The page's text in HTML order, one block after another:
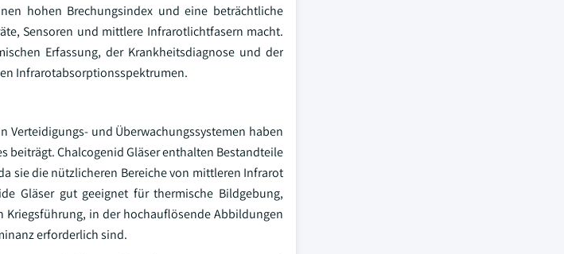
hohen Brechungsindex und eine beträchtliche
Sensoren und mittlere Infrarotlichtfasern macht.
Erfassung, der Krankheitsdiagnose und der
Infrarotabsorptionsspektrumen.
Verteidigungs- und Überwachungssystemen haben
beiträgt. Chalcogenid Gläser enthalten Bestandteile
sie die nützlicheren Bereiche von mittleren Infrarot
Gläser gut geeignet für thermische Bildgebung,
in der hochauflösende Abbildungen
erforderlich sind.